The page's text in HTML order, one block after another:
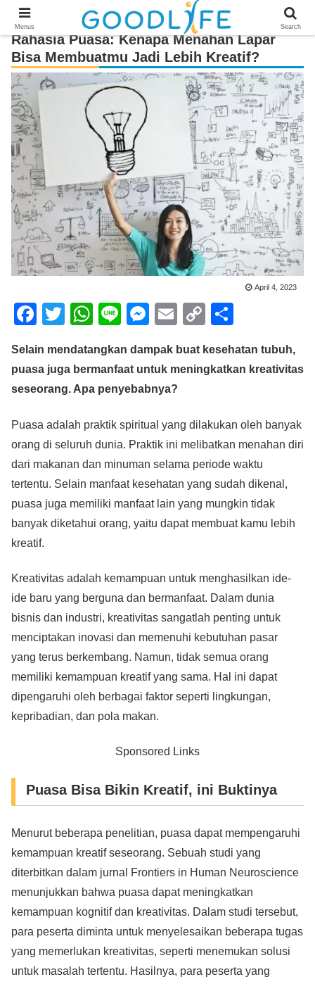
Rahasia Puasa: Kenapa Menahan Lapar
Bisa Membuatmu Jadi Lebih Kreatif?
April 4, 2023
F
c
e
o
o
k
T
tt
er
W
at
s
p
p
Li
e
M
ss
e
g
er
E
ail
C
p
y
n
k
ar
e
Selain mendatangkan dampak buat kesehatan tubuh,
puasa juga bermanfaat untuk meningkatkan kreativitas
seseorang. Apa penyebabnya?
Puasa adalah praktik spiritual yang dilakukan oleh banyak
orang di seluruh dunia. Praktik ini melibatkan menahan diri
dari makanan dan minuman selama periode waktu
tertentu. Selain manfaat kesehatan yang sudah dikenal,
puasa juga memiliki manfaat lain yang mungkin tidak
banyak diketahui orang, yaitu dapat membuat kamu lebih
kreatif.
Kreativitas adalah kemampuan untuk menghasilkan ide-
ide baru yang berguna dan bermanfaat. Dalam dunia
bisnis dan industri, kreativitas sangatlah penting untuk
menciptakan inovasi dan memenuhi kebutuhan pasar
yang terus berkembang. Namun, tidak semua orang
memiliki kemampuan kreatif yang sama. Hal ini dapat
dipengaruhi oleh berbagai faktor seperti lingkungan,
kepribadian, dan pola makan.
Sponsored Links
Puasa Bisa Bikin Kreatif, ini Buktinya
Menurut beberapa penelitian, puasa dapat mempengaruhi
kemampuan kreatif seseorang. Sebuah studi yang
diterbitkan dalam jurnal Frontiers in Human Neuroscience
menunjukkan bahwa puasa dapat meningkatkan
kemampuan kognitif dan kreativitas. Dalam studi tersebut,
para peserta diminta untuk menyelesaikan beberapa tugas
yang memerlukan kreativitas, seperti menemukan solusi
untuk masalah tertentu. Hasilnya, para peserta yang
Menus Search